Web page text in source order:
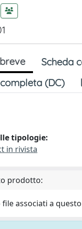
Scheda
(DC)
tipologie:
in rivista
prodotto:
file associati a